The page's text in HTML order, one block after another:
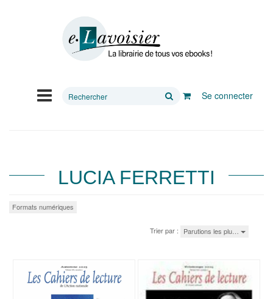
Rechercher
Se connecter
LUCIA FERRETTI
Formats numériques
Trier par : Parutions les plu…